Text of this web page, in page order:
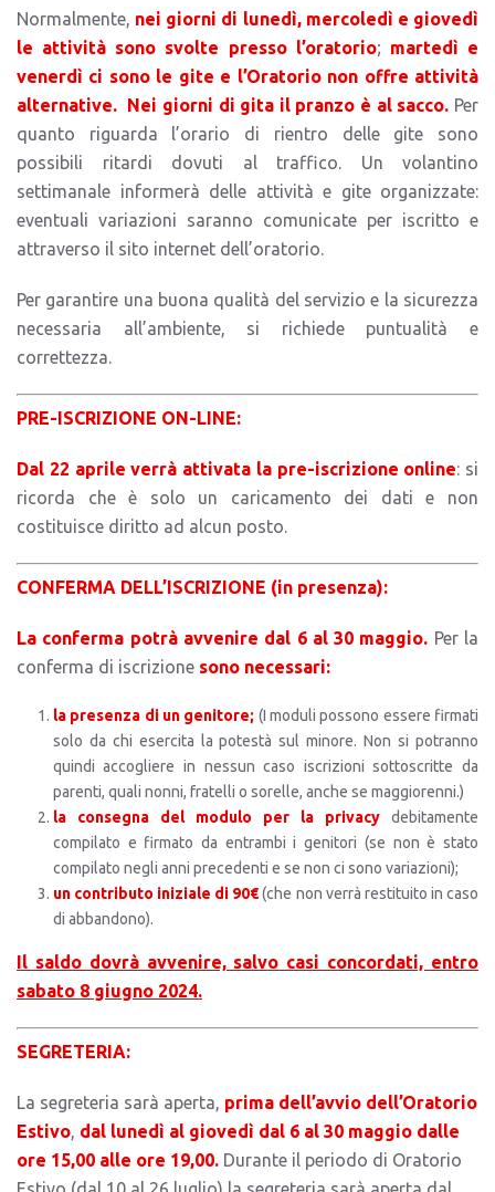
Normalmente, nei giorni di lunedì, mercoledì e giovedì
le attività sono svolte presso l’oratorio; martedì e
venerdì ci sono le gite e l’Oratorio non offre attività
alternative. Nei giorni di gita il pranzo è al sacco. Per
quanto riguarda l’orario di rientro delle gite sono
possibili ritardi dovuti al traffico. Un volantino
settimanale informerà delle attività e gite organizzate:
eventuali variazioni saranno comunicate per iscritto e
attraverso il sito internet dell’oratorio.
Per garantire una buona qualità del servizio e la sicurezza
necessaria all’ambiente, si richiede puntualità e
correttezza.
PRE-ISCRIZIONE ON-LINE:
Dal 22 aprile verrà attivata la pre-iscrizione online: si
ricorda che è solo un caricamento dei dati e non
costituisce diritto ad alcun posto.
CONFERMA DELL’ISCRIZIONE (in presenza):
La conferma potrà avvenire dal 6 al 30 maggio. Per la
conferma di iscrizione sono necessari:
la presenza di un genitore; (I moduli possono essere firmati
solo da chi esercita la potestà sul minore. Non si potranno
quindi accogliere in nessun caso iscrizioni sottoscritte da
parenti, quali nonni, fratelli o sorelle, anche se maggiorenni.)
la consegna del modulo per la privacydebitamente
compilato e firmato da entrambi i genitori (se non è stato
compilato negli anni precedenti e se non ci sono variazioni);
un contributo iniziale di 90€(che non verrà restituito in caso
di abbandono).
Il saldo dovrà avvenire, salvo casi concordati, entro
sabato 8 giugno 2024.
SEGRETERIA:
La segreteria sarà aperta, prima dell’avvio dell’Oratorio
Estivo, dal lunedì al giovedì dal 6 al 30 maggio dalle
ore 15,00 alle ore 19,00. Durante il periodo di Oratorio